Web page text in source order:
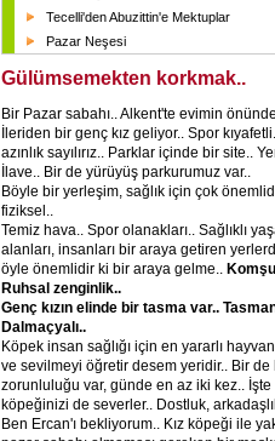
Tecelli'den Abuzittin'e Mektuplar
Pazar Neşesi
Gülümsemekten korkmak..
Bir Pazar sabahı.. Alkent'te evimin
İleriden bir genç kız geliyor.. Spor
azınlık sayılırız.. Parklar içinde bir site..
İlave.. Bir de yürüyüş parkurumuz var..
Böyle bir yerleşim, sağlık için çok
fiziksel..
Temiz hava.. Spor olanakları.. Sağlıklı
alanları, insanları bir araya getiren
öyle önemlidir ki bir araya gelme..
Ruhsal zenginlik..
Genç kızın elinde bir tasma var..
Dalmaçyalı..
Köpek insan sağlığı için en yararlı
ve sevilmeyi öğretir desem yeridir.. Bir de
zorunluluğu var, günde en az iki kez.. İşte
köpeğinizi de severler.. Dostluk,
Ben Ercan'ı bekliyorum.. Kız köpeği ile